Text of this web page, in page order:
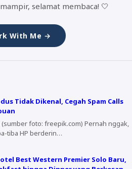
selamat membaca! 🤍
With Me →
Tidak Dikenal, Cegah Spam Calls
(sumber foto: freepik.com) Pernah nggak,
tiba HP berderin…
Best Western Premier Solo Baru,